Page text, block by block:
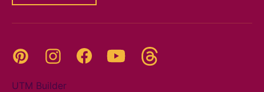
Pinterest InstagramFacebookYouTube
UTM Builder